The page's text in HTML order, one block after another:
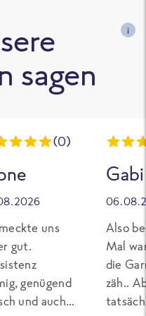
sagen
i
(0)
uns
gut.
genügend
und auch
Gabi
Also
Mal
die
zäh..